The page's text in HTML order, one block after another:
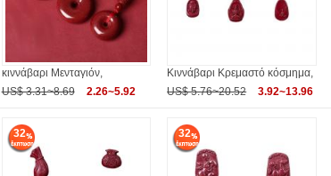
κιννάβαρι Μενταγιόν,
US$ 3.31~8.69
2.26~5.92
Κιννάβαρι Κρεμαστό κόσμημα,
US$ 5.76~20.52
3.92~13.96
32 32